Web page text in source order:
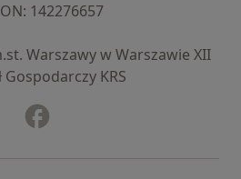
⁠142276657
Warszawy w Warszawie XII
Gospodarczy KRS